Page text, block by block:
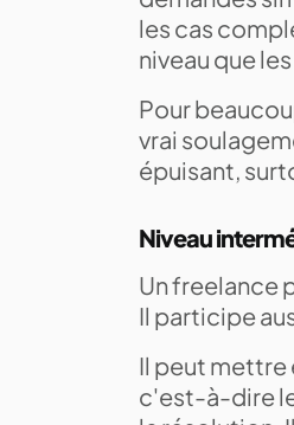
les cas
niveau que
Pour
vrai
épuisant,
Niveau
Un freelance
Il participe
Il peut mettre
c'est-à-dire